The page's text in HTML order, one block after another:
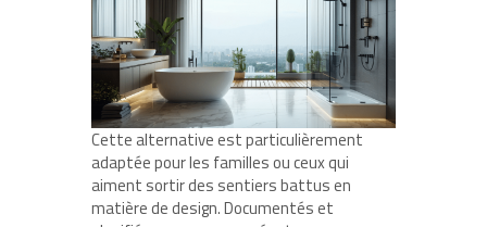
Cette alternative est particulièrement
adaptée pour les familles ou ceux qui
aiment sortir des sentiers battus en
matière de design. Documentés et